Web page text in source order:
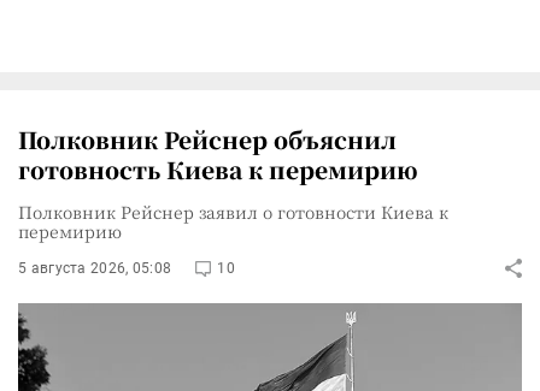
Полковник Рейснер объяснил
готовность Киева к перемирию
Полковник Рейснер заявил о готовности Киева к
перемирию
5 августа 2026, 05:08 10